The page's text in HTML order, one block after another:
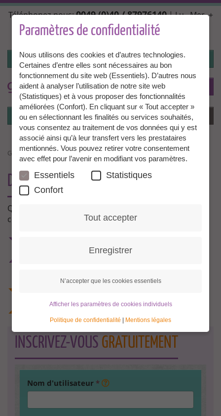
Aller
au
contenu
principal
Téléphonez-nous:0049 (0)40 / 87976140| Lu., Mer. +
Ven. 10:00 - 14:00, Ma. + Jeu. 14:00 - 18:00 |
info@granny-aupair.com
Connexion
Connexion Menu
GRANNY AUPAIR : LES ACTUALITÉS
DU NOUVEAU CHEZ GRANNY AUPAIR
Quoi de neuf chez Granny Aupair? Tenez-vous au
courant!
INSCRIVEZ-VOUS GRATUITEMENT
Nom d'utilisateur *
Paramètres de confidentialité
Nous utilisons des cookies et d’autres technologies.
Certaines d’entre elles sont nécessaires au bon
fonctionnement du site web (Essentiels). D’autres nous
aident à analyser l’utilisation de notre site web
(Statistiques) et à vous proposer des fonctionnalités
améliorées (Confort). En cliquant sur « Tout accepter »
ou en sélectionnant les finalités ou services souhaités,
vous consentez au traitement de vos données qui y est
associé ainsi qu’à leur transfert vers les prestataires
mentionnés. Vous pouvez retirer votre consentement
avec effet pour l’avenir en modifiant vos paramètres.
Essentiels
Statistiques
Confort
Tout accepter
Enregistrer
N’accepter que les cookies essentiels
Afficher les paramètres de cookies individuels
Politique de confidentialité Mentions légales